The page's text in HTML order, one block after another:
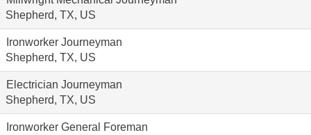
Shepherd, TX, US
Ironworker Journeyman
Shepherd, TX, US
Electrician Journeyman
Shepherd, TX, US
Ironworker General Foreman